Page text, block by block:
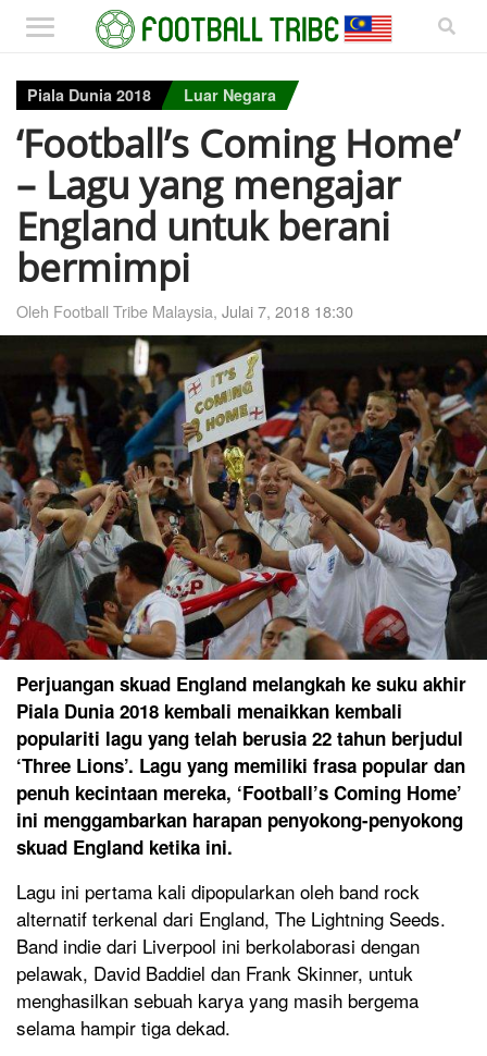
Piala Dunia 2018 Luar Negara
‘Football’s Coming Home’
– Lagu yang mengajar
England untuk berani
bermimpi
Oleh Football Tribe Malaysia, Julai 7, 2018 18:30
Perjuangan skuad England melangkah ke suku akhir
Piala Dunia 2018 kembali menaikkan kembali
populariti lagu yang telah berusia 22 tahun berjudul
‘Three Lions’. Lagu yang memiliki frasa popular dan
penuh kecintaan mereka, ‘Football’s Coming Home’
ini menggambarkan harapan penyokong-penyokong
skuad England ketika ini.
Lagu ini pertama kali dipopularkan oleh band rock
alternatif terkenal dari England, The Lightning Seeds.
Band indie dari Liverpool ini berkolaborasi dengan
pelawak, David Baddiel dan Frank Skinner, untuk
menghasilkan sebuah karya yang masih bergema
selama hampir tiga dekad.